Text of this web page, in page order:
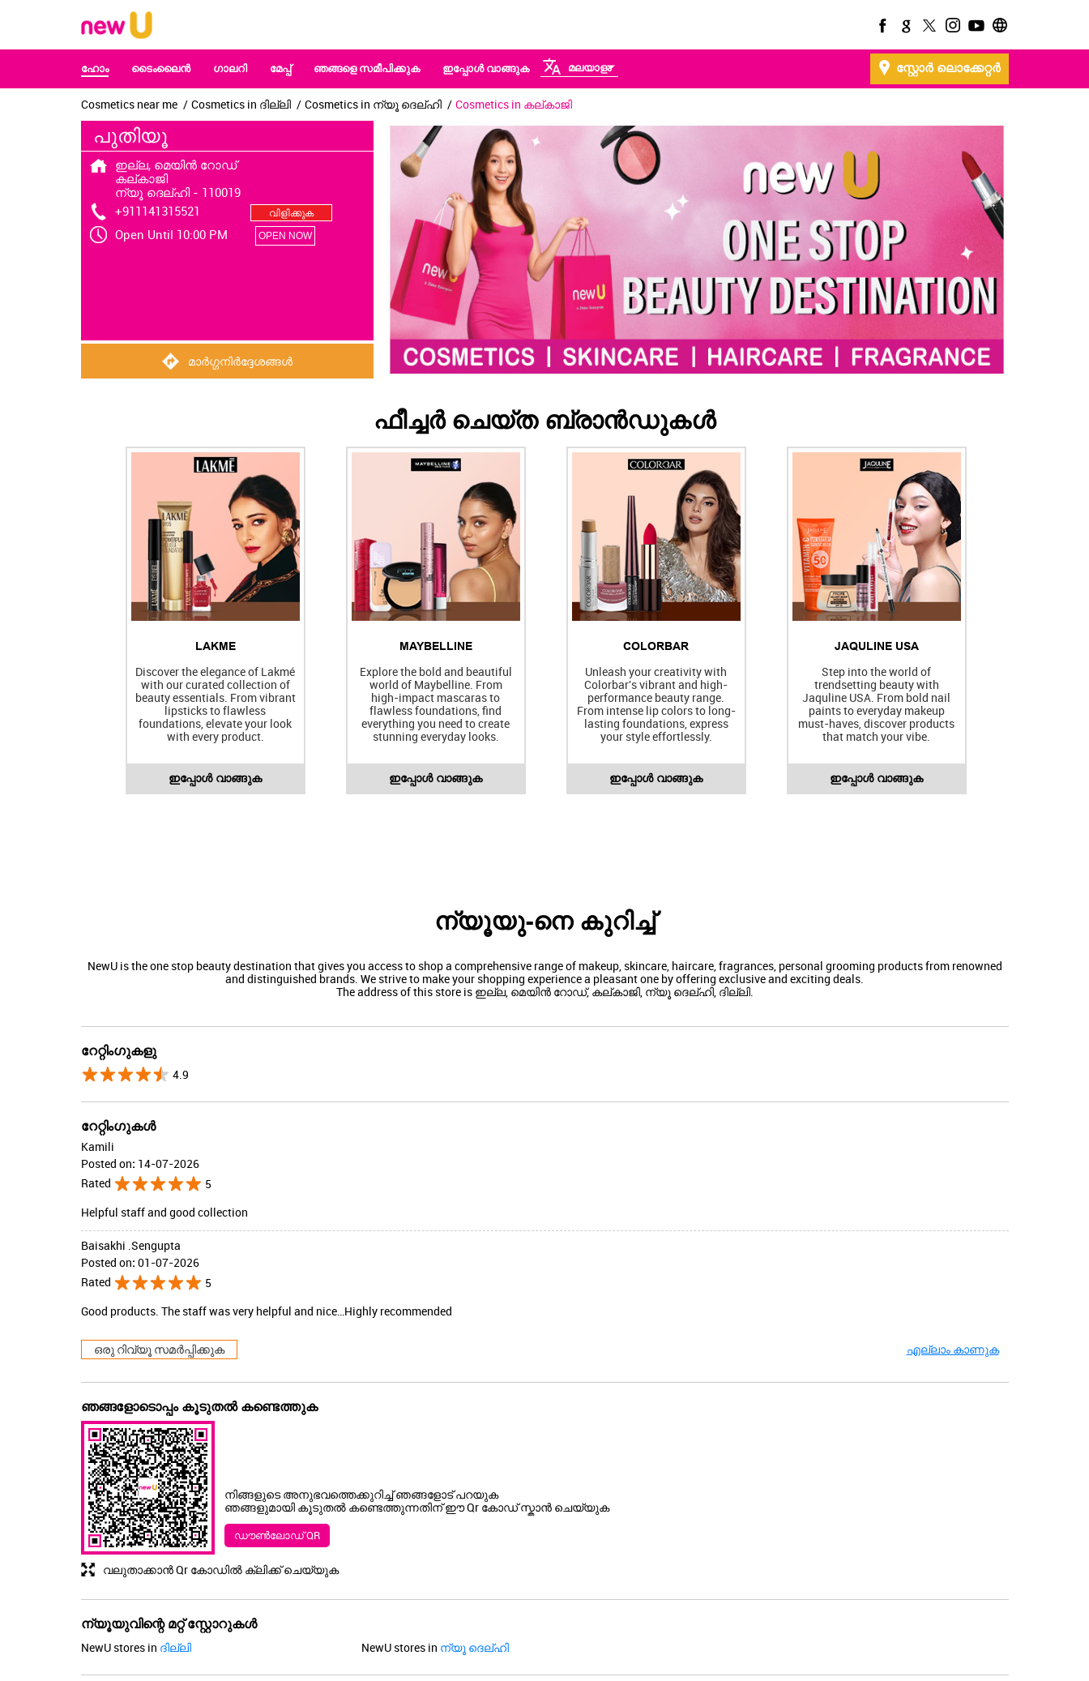
ഹോം ടൈംലൈൻ ഗാലറി മേപ്പ് ഞങ്ങളെ സമീപിക്കുക ഇപ്പോൾ വാങ്ങുക മലയാളം സ്റ്റോർ ലൊക്കേറ്റർ
Cosmetics near me Cosmetics in ദില്ലി Cosmetics in ന്യൂ ദെല്ഹി Cosmetics in കല്കാജി
പുതിയൂ
ഇല്ല, മെയിൻ റോഡ്
കല്കാജി
ന്യൂ ദെല്ഹി- 110019
+911141315521
വിളിക്കുക
Open Until 10:00 PM OPEN NOW
മാർഗ്ഗനിർദ്ദേശങ്ങൾ
ഫീച്ചർ ചെയ്ത ബ്രാൻഡുകൾ
LAKME
Discover the elegance of Lakmé
with our curated collection of
beauty essentials. From vibrant
lipsticks to flawless
foundations, elevate your look
with every product.
ഇപ്പോൾ വാങ്ങുക
MAYBELLINE
Explore the bold and beautiful
world of Maybelline. From
high-impact mascaras to
flawless foundations, find
everything you need to create
stunning everyday looks.
ഇപ്പോൾ വാങ്ങുക
COLORBAR
Unleash your creativity with
Colorbar's vibrant and high-
performance beauty range.
From intense lip colors to long-
lasting foundations, express
your style effortlessly.
ഇപ്പോൾ വാങ്ങുക
JAQULINE USA
Step into the world of
trendsetting beauty with
Jaquline USA. From bold nail
paints to everyday makeup
must-haves, discover products
that match your vibe.
ഇപ്പോൾ വാങ്ങുക
ന്യൂയു-നെ കുറിച്ച്
NewU is the one stop beauty destination that gives you access to shop a comprehensive range of makeup, skincare, haircare, fragrances, personal grooming products from renowned
and distinguished brands. We strive to make your shopping experience a pleasant one by offering exclusive and exciting deals.
The address of this store is ഇല്ല, മെയിൻ റോഡ്, കല്കാജി, ന്യൂ ദെല്ഹി, ദില്ലി.
റേറ്റിംഗുകളു
4.9
റേറ്റിംഗുകൾ
Kamili
Posted on: 14-07-2026
Rated
5
Helpful staff and good collection
Baisakhi .Sengupta
Posted on: 01-07-2026
Rated
5
Good products. The staff was very helpful and nice…Highly recommended
ഒരു റിവ്യൂ സമർപ്പിക്കുക എല്ലാം കാണുക
ഞങ്ങളോടൊപ്പം കൂടുതൽ കണ്ടെത്തുക
വലുതാക്കാൻ Qr കോഡിൽ ക്ലിക്ക് ചെയ്യുക
നിങ്ങളുടെ അനുഭവത്തെക്കുറിച്ച് ഞങ്ങളോട് പറയുക
ഞങ്ങളുമായി കൂടുതൽ കണ്ടെത്തുന്നതിന് ഈ Qr കോഡ് സ്കാൻ ചെയ്യുക
ഡൗൺലോഡ് QR
ന്യൂയുവിന്റെ മറ്റ് സ്റ്റോറുകൾ
NewU stores in ദില്ലി NewU stores in ന്യൂ ദെല്ഹി